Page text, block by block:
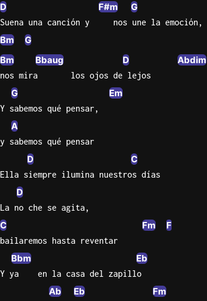
D F#m G
Suena una canción y     nos une la emoción,
Bm
G
Bm
Bbaug D Abdim
nos mira       los ojos de lejos
G Em
Y sabemos qué pensar,
A
y sabemos qué pensar
D C
Ella siempre ilumina nuestros días
D
La no che se agita,
C Fm F
bailaremos hasta reventar
Bbm Eb
Y ya    en la casa del zapillo
Ab Eb Fm